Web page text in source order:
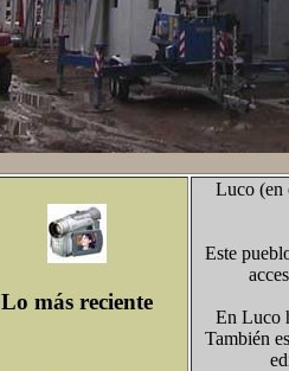
Lo más reciente
Luco (en
Este
En Luco
También